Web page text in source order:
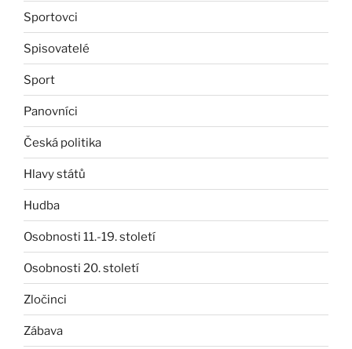
Sportovci
Spisovatelé
Sport
Panovníci
Česká politika
Hlavy států
Hudba
Osobnosti 11.-19. století
Osobnosti 20. století
Zločinci
Zábava